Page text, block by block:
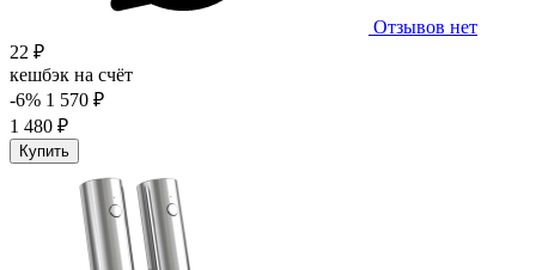
Отзывов нет
22 ₽
кешбэк на счёт
-6% 1 570 ₽
1 480 ₽
Купить